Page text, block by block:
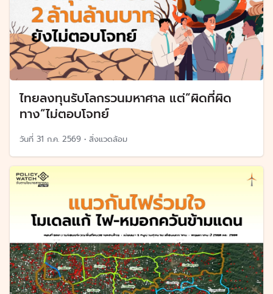
ไทยลงทุนรับโลกรวนมหาศาล แต่“ผิดที่ผิด
ทาง”ไม่ตอบโจทย์
วันที่ 31 ก.ค. 2569 • สิ่งแวดล้อม